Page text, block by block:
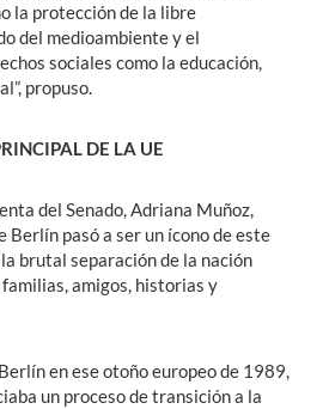
la protección de la libre
del medioambiente y el
sociales como la educación,
propuso.
DE LA UE
del Senado, Adriana Muñoz,
Berlín pasó a ser un ícono de este
brutal separación de la nación
amigos, historias y
en ese otoño europeo de 1989,
un proceso de transición a la